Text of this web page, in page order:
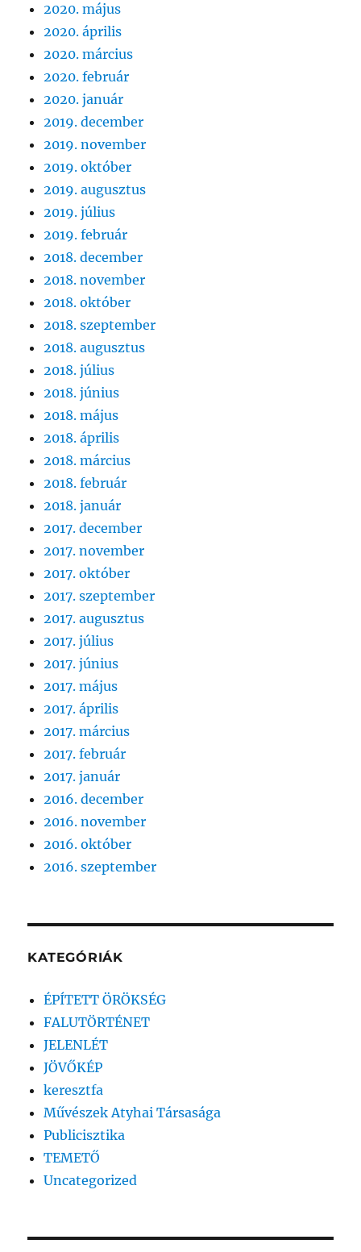
2020. május
2020. április
2020. március
2020. február
2020. január
2019. december
2019. november
2019. október
2019. augusztus
2019. július
2019. február
2018. december
2018. november
2018. október
2018. szeptember
2018. augusztus
2018. július
2018. június
2018. május
2018. április
2018. március
2018. február
2018. január
2017. december
2017. november
2017. október
2017. szeptember
2017. augusztus
2017. július
2017. június
2017. május
2017. április
2017. március
2017. február
2017. január
2016. december
2016. november
2016. október
2016. szeptember
KATEGÓRIÁK
ÉPÍTETT ÖRÖKSÉG
FALUTÖRTÉNET
JELENLÉT
JÖVŐKÉP
keresztfa
Művészek Atyhai Társasága
Publicisztika
TEMETŐ
Uncategorized